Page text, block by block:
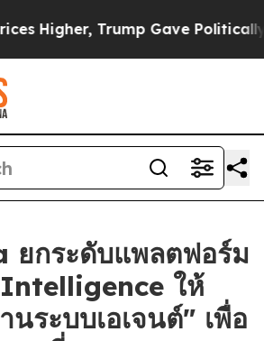
Trump Gave Politically
ยกระดับแพลตฟอร์ม
ให้
นระบบเอเจนต์" เพื่อ